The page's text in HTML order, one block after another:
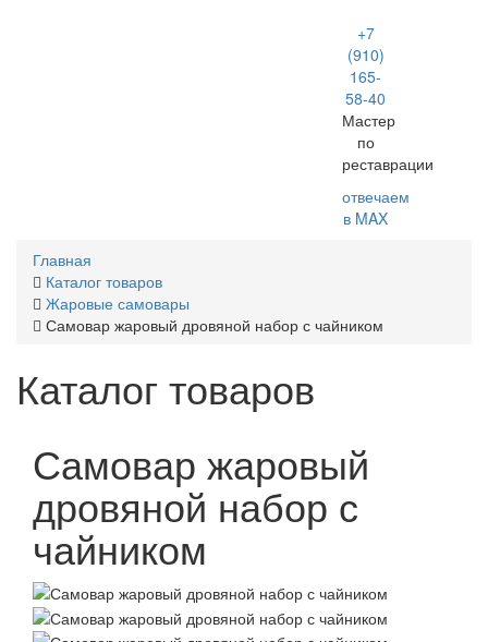
+7
(910)
165-
58-40
Мастер
по
реставрации
отвечаем
в MAX
Главная
Каталог товаров
Жаровые самовары
Самовар жаровый дровяной набор с чайником
Каталог товаров
Самовар жаровый
дровяной набор с
чайником